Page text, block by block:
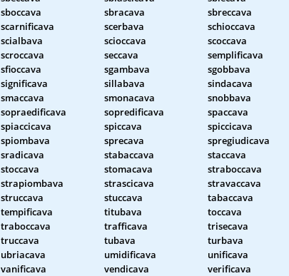
sboccava
sbracava sbreccava
scarnificava
scerbava schioccava
scialbava
scioccava scoccava
scroccava
seccava semplificava
sfioccava
sgambava sgobbava
significava
sillabava sindacava
smaccava
smonacava snobbava
sopraedificava
sopredificava spaccava
spiaccicava
spiccava spiccicava
spiombava
sprecava spregiudicava
sradicava
stabaccava staccava
stoccava
stomacava straboccava
strapiombava
strascicava stravaccava
struccava
stuccava tabaccava
tempificava
titubava toccava
traboccava
trafficava trisecava
truccava
tubava turbava
ubriacava
umidificava unificava
vanificava
vendicava verificava